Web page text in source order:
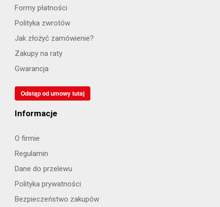
Formy płatności
Polityka zwrotów
Jak złożyć zamówienie?
Zakupy na raty
Gwarancja
Odstąp od umowy tutaj
Informacje
O firmie
Regulamin
Dane do przelewu
Polityka prywatności
Bezpieczeństwo zakupów